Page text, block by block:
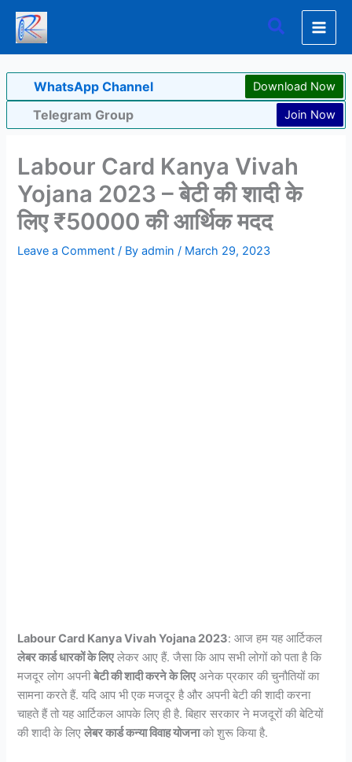
Skip
content
Search
WhatsApp Channel Download Now
Telegram Group Join Now
Labour Card Kanya Vivah
Yojana 2023 – बेटी की शादी के
लिए ₹50000 की आर्थिक मदद
Leave a Comment / Byadmin/ March 29, 2023
Labour Card Kanya Vivah Yojana 2023: आज हम यह आर्टिकल
लेबर कार्ड धारकों के लिएलेकर आए हैं. जैसा कि आप सभी लोगों को पता है कि
मजदूर लोग अपनीबेटी की शादी करने के लिएअनेक प्रकार की चुनौतियों का
सामना करते हैं. यदि आप भी एक मजदूर है और अपनी बेटी की शादी करना
चाहते हैं तो यह आर्टिकल आपके लिए ही है. बिहार सरकार ने मजदूरों की बेटियों
की शादी के लिएलेबर कार्ड कन्या विवाह योजनाको शुरू किया है.